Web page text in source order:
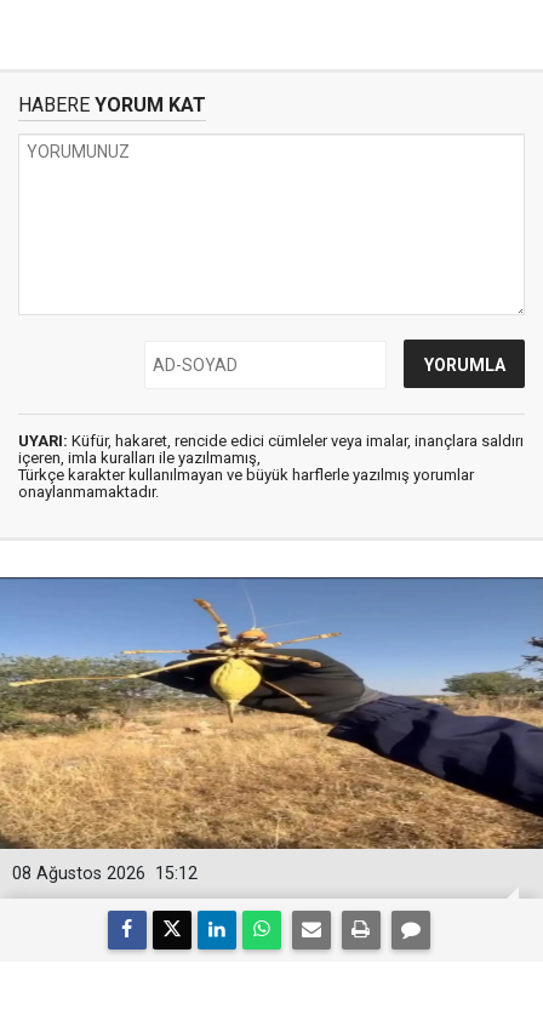
HABERE YORUM KAT
UYARI: Küfür, hakaret, rencide edici cümleler veya imalar, inançlara saldırı
içeren, imla kuralları ile yazılmamış,
Türkçe karakter kullanılmayan ve büyük harflerle yazılmış yorumlar
onaylanmamaktadır.
15:12
08 Ağustos 2026